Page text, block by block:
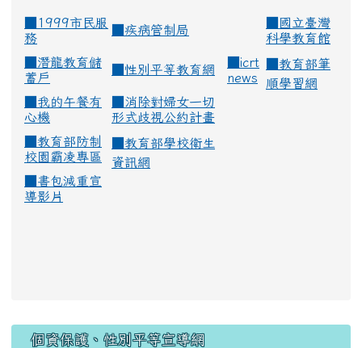
■1999市民服
務
疾病管制局
國立臺灣
科學教育館
潛龍教育儲
蓄戶
性別平等教育網
icrt
news
教育部筆
順學習網
我的午餐有
心機
消除對婦女一切
形式歧視公約計畫
教育部防制
校園霸凌專區
教育部學校衛生
資訊網
書包減重宣
導影片
個資保護、性別平等宣導網